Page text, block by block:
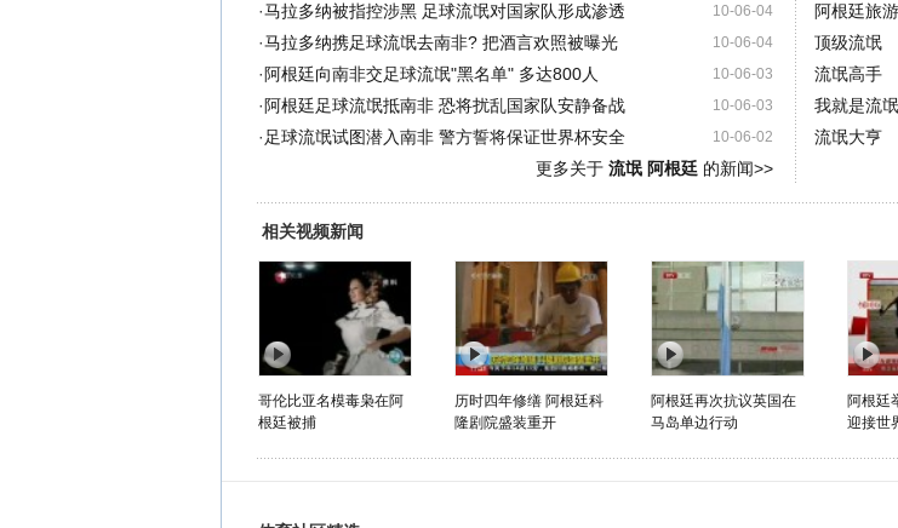
10-06-04
·马拉多纳被指控涉黑 足球流氓对国家队形成渗透
10-06-04
·马拉多纳携足球流氓去南非? 把酒言欢照被曝光
10-06-03
· 阿根廷向南非交足球流氓"黑名单" 多达800人
10-06-03
· 阿根廷足球流氓抵南非 恐将扰乱国家队安静备战
10-06-02
· 足球流氓试图潜入南非 警方誓将保证世界杯安全
更多关于 流氓 阿根廷的新闻>>
阿根廷旅
顶级流氓
流氓高手
我就是流氓
流氓大亨
相关视频新闻
哥伦比亚名模毒枭在阿
根廷被捕
历时四年修缮 阿根廷科
隆剧院盛装重开
阿根廷再次抗议英国在
马岛单边行动
阿根廷
迎接世